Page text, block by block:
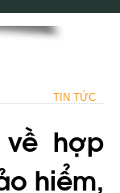
TIN TỨC
hợp
hiểm,